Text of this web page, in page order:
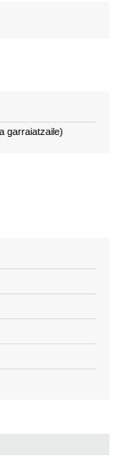
garraiatzaile)